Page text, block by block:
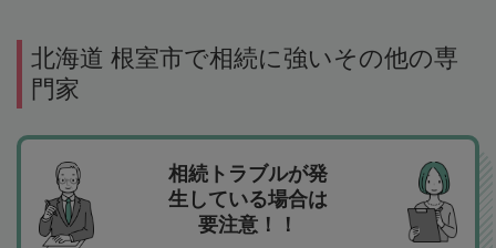
北海道 根室市で相続に強いその他の専
門家
相続トラブルが発
生している場合は
要注意！！